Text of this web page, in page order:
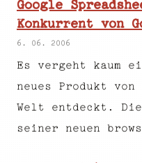
Google
Konkurrent von
6. 06. 2006
Es vergeht kaum
neues Produkt
Welt entdeckt.
seiner neuen